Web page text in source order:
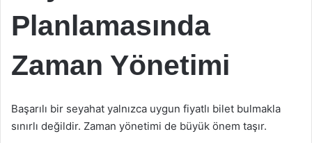
Planlamasında
Zaman Yönetimi
Başarılı bir seyahat yalnızca uygun fiyatlı bilet bulmakla
sınırlı değildir. Zaman yönetimi de büyük önem taşır.